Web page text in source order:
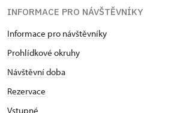
INFORMACE PRO NÁVŠTĚVNÍKY
Informace pro návštěvníky
Prohlídkové okruhy
Návštěvní doba
Rezervace
Vstupné